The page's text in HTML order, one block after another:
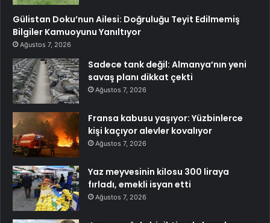
Gülistan Doku’nun Ailesi: Doğruluğu Teyit Edilmemiş
Bilgiler Kamuoyunu Yanıltıyor
Ağustos 7, 2026
Sadece tank değil: Almanya’nın yeni
savaş planı dikkat çekti
Ağustos 7, 2026
Fransa kabusu yaşıyor: Yüzbinlerce
kişi kaçıyor alevler kovalıyor
Ağustos 7, 2026
Yaz meyvesinin kilosu 300 liraya
fırladı, emekli isyan etti
Ağustos 7, 2026